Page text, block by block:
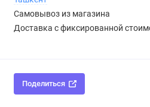
Самовывоз из магазина
Доставка с фиксированной
Поделиться